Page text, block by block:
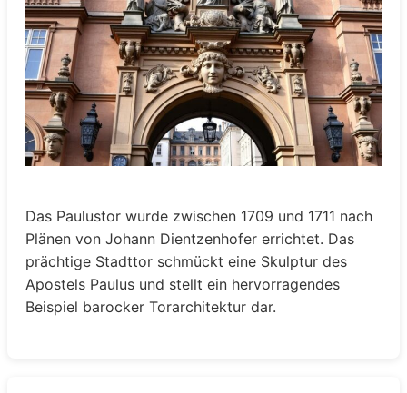
Das Paulustor wurde zwischen 1709 und 1711 nach
Plänen von Johann Dientzenhofer errichtet. Das
prächtige Stadttor schmückt eine Skulptur des
Apostels Paulus und stellt ein hervorragendes
Beispiel barocker Torarchitektur dar.